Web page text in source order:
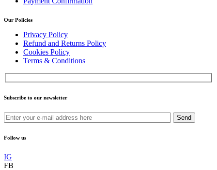
Our Policies
Privacy Policy
Refund and Returns Policy
Cookies Policy
Terms & Conditions
Subscribe to our newsletter
Send
Follow us
IG
FB